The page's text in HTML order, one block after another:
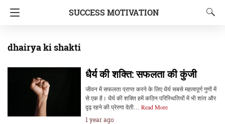
SUCCESS MOTIVATION
dhairya ki shakti
धैर्य की शक्ति: सफलता की कुंजी
जीवन में सफलता प्राप्त करने के लिए धैर्य सबसे महत्वपूर्ण गुणों में
से एक है। धैर्य की शक्ति हमें कठिन परिस्थितियों में भी शांत और
दृढ़ रहने की प्रेरणा देती… Read More
1 year ago